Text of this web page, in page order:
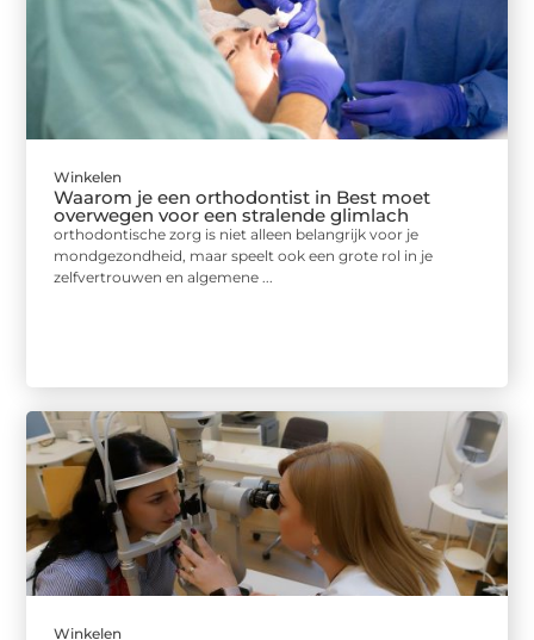
Winkelen
Waarom je een orthodontist in Best moet
overwegen voor een stralende glimlach
orthodontische zorg is niet alleen belangrijk voor je
mondgezondheid, maar speelt ook een grote rol in je
zelfvertrouwen en algemene ...
Winkelen